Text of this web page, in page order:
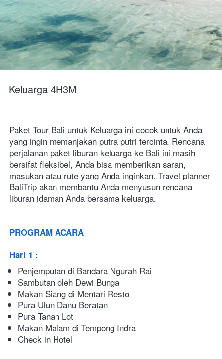
Keluarga 4H3M
Paket Tour Bali untuk Keluarga ini cocok untuk Anda
yang ingin memanjakan putra putri tercinta. Rencana
perjalanan paket liburan keluarga ke Bali ini masih
bersifat fleksibel, Anda bisa memberikan saran,
masukan atau rute yang Anda inginkan. Travel planner
BaliTrip akan membantu Anda menyusun rencana
liburan idaman Anda bersama keluarga.
PROGRAM ACARA
Hari 1 :
Penjemputan di Bandara Ngurah Rai
Sambutan oleh Dewi Bunga
Makan Siang di Mentari Resto
Pura Ulun Danu Beratan
Pura Tanah Lot
Makan Malam di Tempong Indra
Check in Hotel